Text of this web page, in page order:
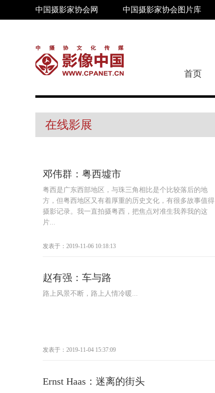
中国摄影家协会网 中国摄影家协会图片库
首页
在线影展
邓伟群：粤西墟市
粤西是广东西部地区，与珠三角相比是个比较落后的地
方，但粤西地区又有着厚重的历史文化，有很多故事值得
摄影记录。我一直拍摄粤西，把焦点对准生我养我的这
片...
发表于：2019-11-06 10:18:13
赵有强：车与路
路上风景不断，路上人情冷暖...
发表于：2019-11-04 15:37:09
Ernst Haas：迷离的街头